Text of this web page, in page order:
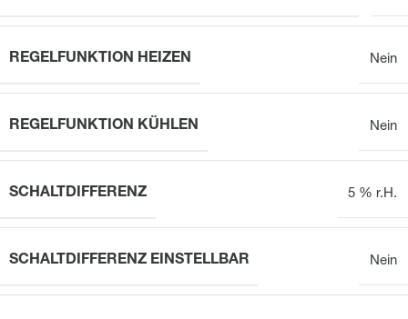
REGELFUNKTION HEIZEN Nein
REGELFUNKTION KÜHLEN Nein
SCHALTDIFFERENZ 5 % r.H.
SCHALTDIFFERENZ EINSTELLBAR Nein